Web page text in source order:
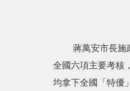
蔣萬安市長施政
全國六項主要考核
均拿下全國「特優